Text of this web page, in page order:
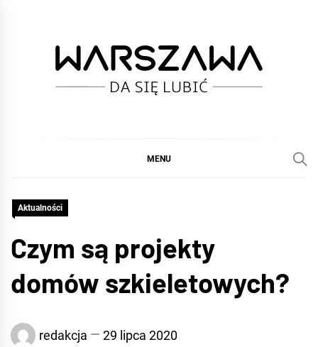
MENU
Aktualności
Czym są projekty
domów szkieletowych?
redakcja 29 lipca 2020